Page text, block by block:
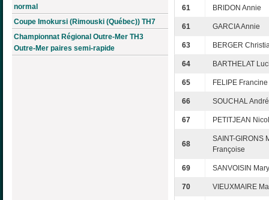
normal
Coupe Imokursi (Rimouski (Québec)) TH7
Championnat Régional Outre-Mer TH3
Outre-Mer paires semi-rapide
61 BRIDON Annie
61 GARCIA Annie
63 BERGER
64 BARTHELAT
65 FELIPE Francine
66 SOUCHAL
67 PETITJEAN
68
SAINT-GIRONS
Françoise
69 SANVOISIN
70 VIEUXMAIRE